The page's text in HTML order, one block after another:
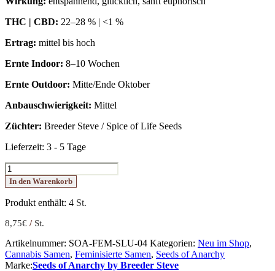
THC | CBD: 22–28 % | <1 %
Ertrag: mittel bis hoch
Ernte Indoor: 8–10 Wochen
Ernte Outdoor: Mitte/Ende Oktober
Anbauschwierigkeit: Mittel
Züchter: Breeder Steve / Spice of Life Seeds
Lieferzeit: 3 - 5 Tage
Slurpicle
Menge
In den Warenkorb
Produkt enthält: 4 St.
8,75€ / St.
Artikelnummer: SOA-FEM-SLU-04 Kategorien: Neu im Shop,
Cannabis Samen, Feminisierte Samen, Seeds of Anarchy
Marke:Seeds of Anarchy by Breeder Steve